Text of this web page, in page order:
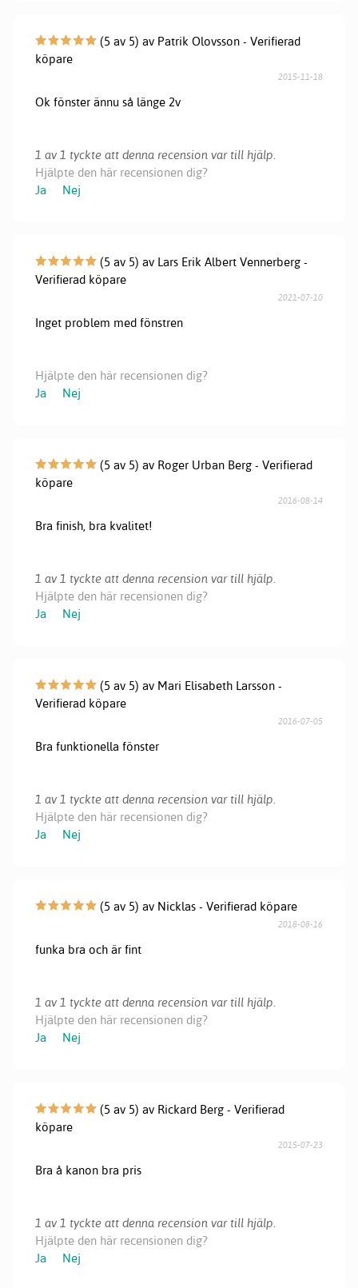
(5 av 5) av Patrik Olovsson - Verifierad
köpare
2015-11-18
Ok fönster ännu så länge 2v
1 av 1 tyckte att denna recension var till hjälp.
Hjälpte den här recensionen dig?
Ja
Nej
(5 av 5) av Lars Erik Albert Vennerberg -
Verifierad köpare
2021-07-10
Inget problem med fönstren
Hjälpte den här recensionen dig?
Ja
Nej
(5 av 5) av Roger Urban Berg - Verifierad
köpare
2016-08-14
Bra finish, bra kvalitet!
1 av 1 tyckte att denna recension var till hjälp.
Hjälpte den här recensionen dig?
Ja
Nej
(5 av 5) av Mari Elisabeth Larsson -
Verifierad köpare
2016-07-05
Bra funktionella fönster
1 av 1 tyckte att denna recension var till hjälp.
Hjälpte den här recensionen dig?
Ja
Nej
(5 av 5) av Nicklas - Verifierad köpare
2018-08-16
funka bra och är fint
1 av 1 tyckte att denna recension var till hjälp.
Hjälpte den här recensionen dig?
Ja
Nej
(5 av 5) av Rickard Berg - Verifierad
köpare
2015-07-23
Bra å kanon bra pris
1 av 1 tyckte att denna recension var till hjälp.
Hjälpte den här recensionen dig?
Ja
Nej